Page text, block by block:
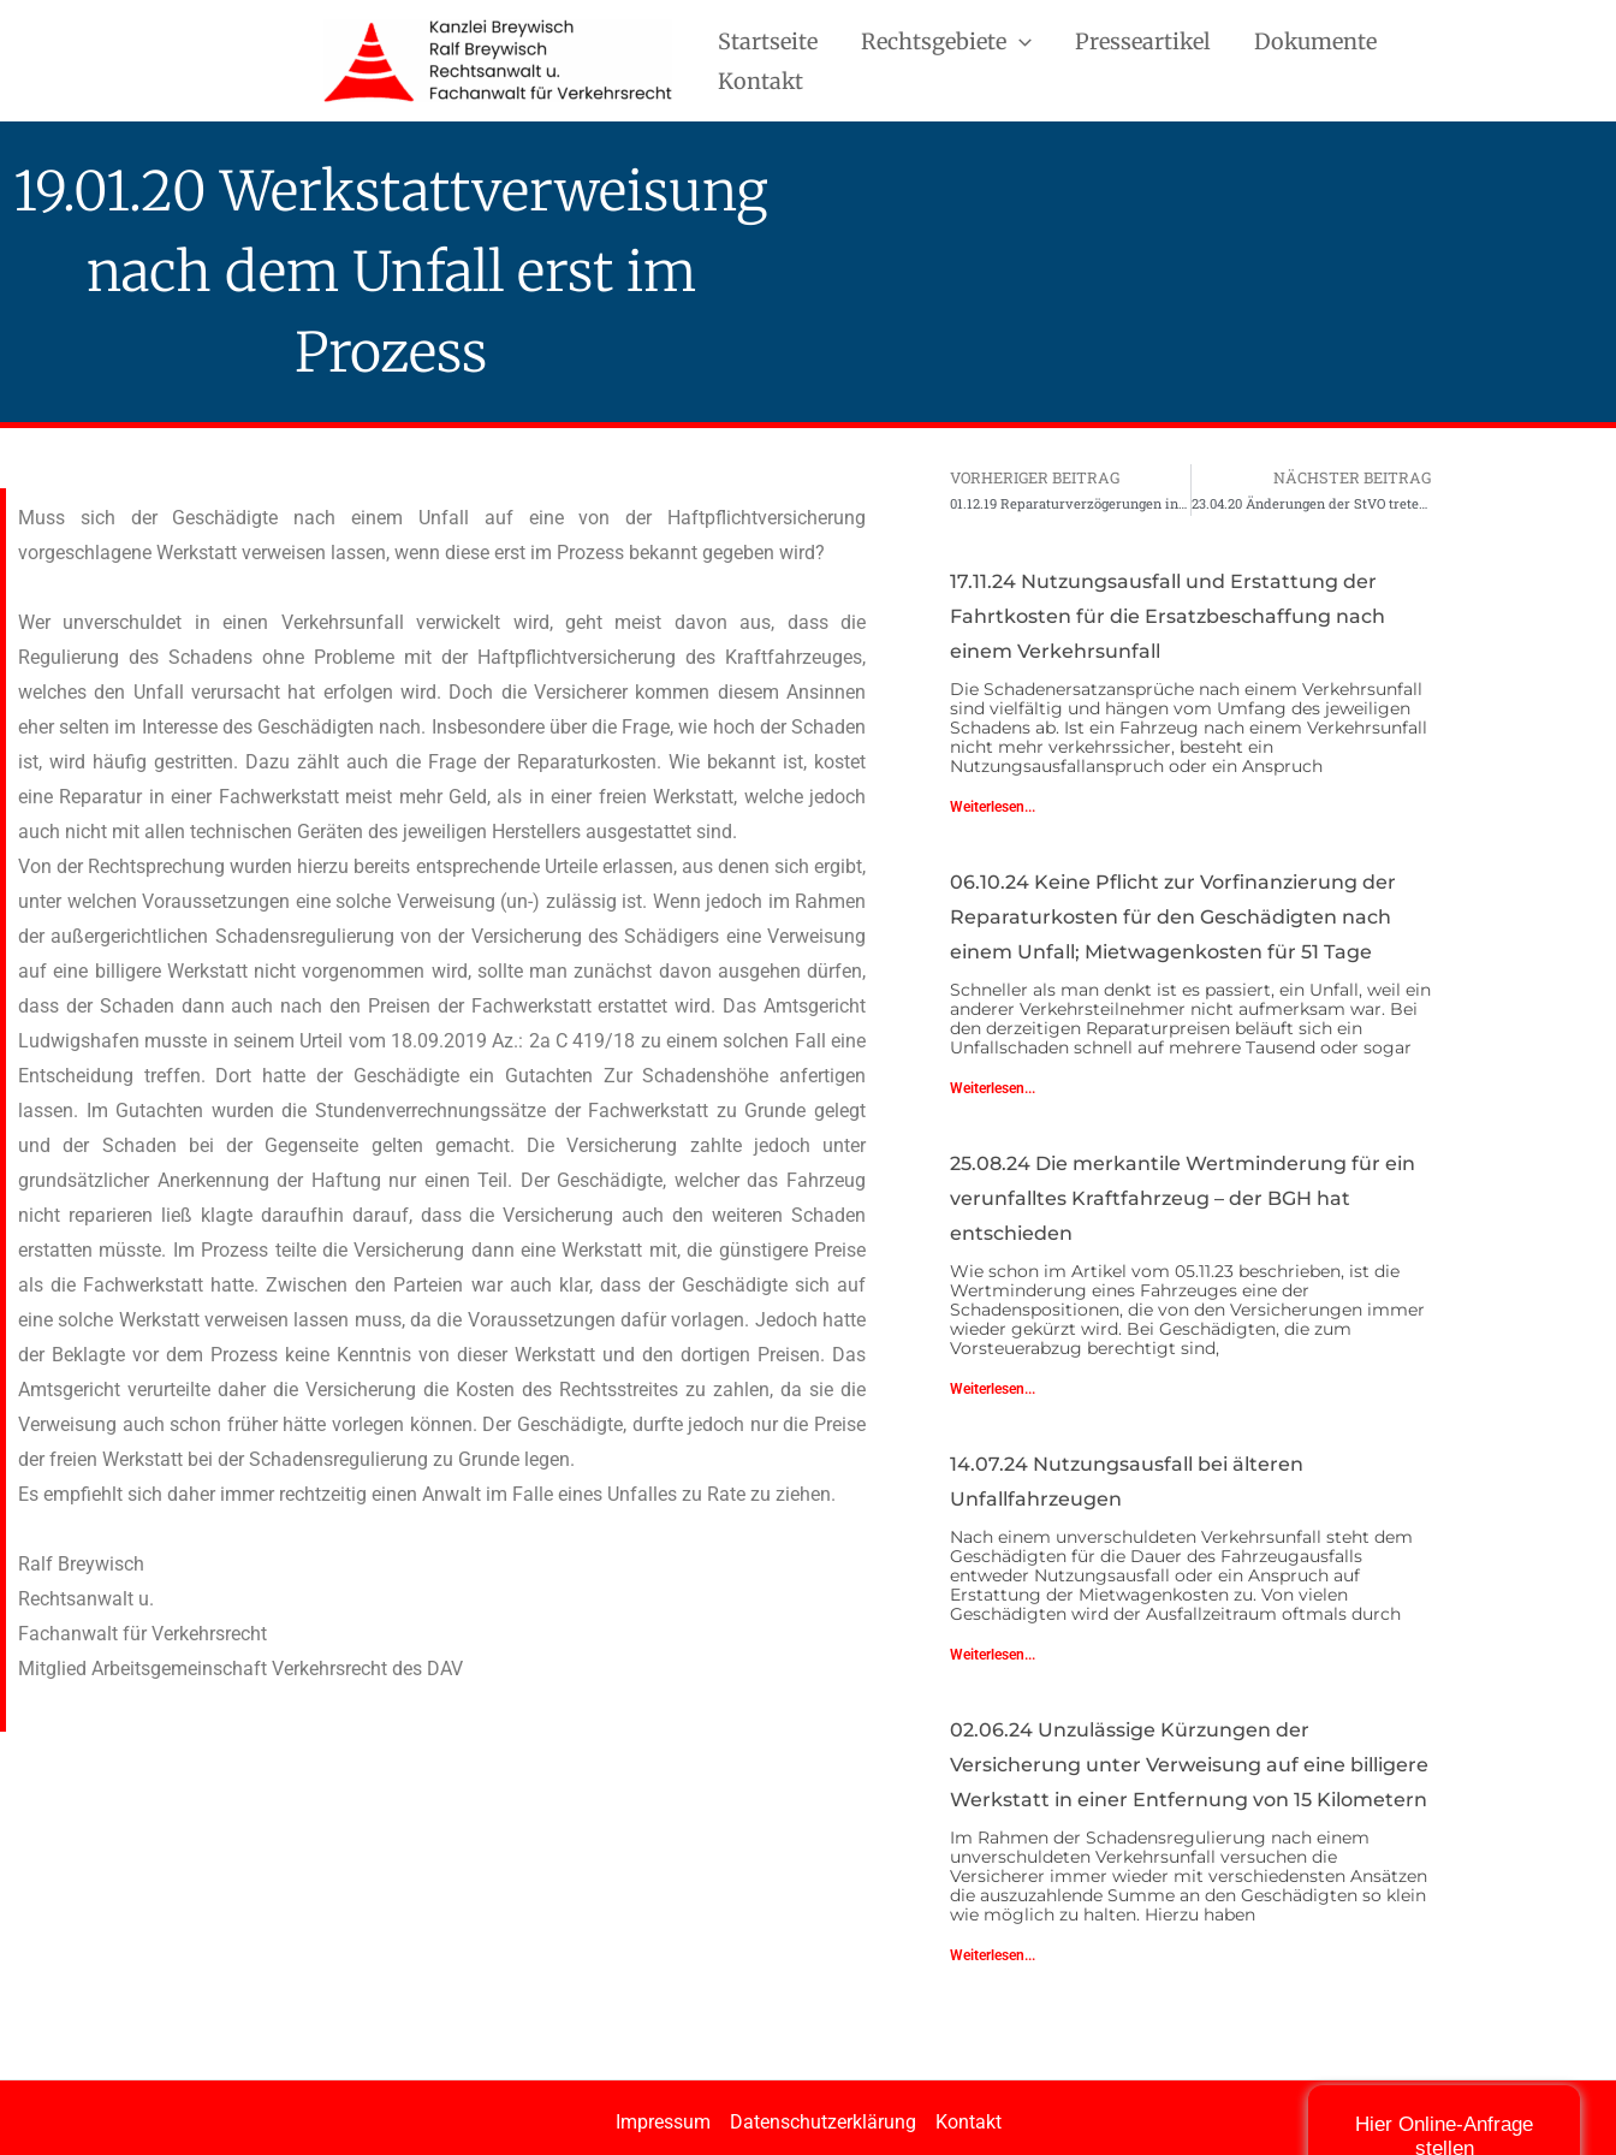
Startseite Rechtsgebiete Presseartikel
Dokumente
Kontakt
19.01.20 Werkstattverweisung
nach dem Unfall erst im
Prozess
Muss sich der Geschädigte nach einem Unfall auf eine von der Haftpflichtversicherung
vorgeschlagene Werkstatt verweisen lassen, wenn diese erst im Prozess bekannt gegeben wird?
Wer unverschuldet in einen Verkehrsunfall verwickelt wird, geht meist davon aus, dass die
Regulierung des Schadens ohne Probleme mit der Haftpflichtversicherung des Kraftfahrzeuges,
welches den Unfall verursacht hat erfolgen wird. Doch die Versicherer kommen diesem Ansinnen
eher selten im Interesse des Geschädigten nach. Insbesondere über die Frage, wie hoch der Schaden
ist, wird häufig gestritten. Dazu zählt auch die Frage der Reparaturkosten. Wie bekannt ist, kostet
eine Reparatur in einer Fachwerkstatt meist mehr Geld, als in einer freien Werkstatt, welche jedoch
auch nicht mit allen technischen Geräten des jeweiligen Herstellers ausgestattet sind.
Von der Rechtsprechung wurden hierzu bereits entsprechende Urteile erlassen, aus denen sich ergibt,
unter welchen Voraussetzungen eine solche Verweisung (un-) zulässig ist. Wenn jedoch im Rahmen
der außergerichtlichen Schadensregulierung von der Versicherung des Schädigers eine Verweisung
auf eine billigere Werkstatt nicht vorgenommen wird, sollte man zunächst davon ausgehen dürfen,
dass der Schaden dann auch nach den Preisen der Fachwerkstatt erstattet wird. Das Amtsgericht
Ludwigshafen musste in seinem Urteil vom 18.09.2019 Az.: 2a C 419/18 zu einem solchen Fall eine
Entscheidung treffen. Dort hatte der Geschädigte ein Gutachten Zur Schadenshöhe anfertigen
lassen. Im Gutachten wurden die Stundenverrechnungssätze der Fachwerkstatt zu Grunde gelegt
und der Schaden bei der Gegenseite gelten gemacht. Die Versicherung zahlte jedoch unter
grundsätzlicher Anerkennung der Haftung nur einen Teil. Der Geschädigte, welcher das Fahrzeug
nicht reparieren ließ klagte daraufhin darauf, dass die Versicherung auch den weiteren Schaden
erstatten müsste. Im Prozess teilte die Versicherung dann eine Werkstatt mit, die günstigere Preise
als die Fachwerkstatt hatte. Zwischen den Parteien war auch klar, dass der Geschädigte sich auf
eine solche Werkstatt verweisen lassen muss, da die Voraussetzungen dafür vorlagen. Jedoch hatte
der Beklagte vor dem Prozess keine Kenntnis von dieser Werkstatt und den dortigen Preisen. Das
Amtsgericht verurteilte daher die Versicherung die Kosten des Rechtsstreites zu zahlen, da sie die
Verweisung auch schon früher hätte vorlegen können. Der Geschädigte, durfte jedoch nur die Preise
der freien Werkstatt bei der Schadensregulierung zu Grunde legen.
Es empfiehlt sich daher immer rechtzeitig einen Anwalt im Falle eines Unfalles zu Rate zu ziehen.
Ralf Breywisch
Rechtsanwalt u.
Fachanwalt für Verkehrsrecht
Mitglied Arbeitsgemeinschaft Verkehrsrecht des DAV
VORHERIGER BEITRAG
01.12.19 Reparaturverzögerungen in der Werkstatt nach dem Unfall
NÄCHSTER BEITRAG
23.04.20 Änderungen der StVO treten in Kraft: Beginn 28.04.2020 0.00 Uhr
17.11.24 Nutzungsausfall und Erstattung der
Fahrtkosten für die Ersatzbeschaffung nach
einem Verkehrsunfall
Die Schadenersatzansprüche nach einem Verkehrsunfall
sind vielfältig und hängen vom Umfang des jeweiligen
Schadens ab. Ist ein Fahrzeug nach einem Verkehrsunfall
nicht mehr verkehrssicher, besteht ein
Nutzungsausfallanspruch oder ein Anspruch
Weiterlesen...
06.10.24 Keine Pflicht zur Vorfinanzierung der
Reparaturkosten für den Geschädigten nach
einem Unfall; Mietwagenkosten für 51 Tage
Schneller als man denkt ist es passiert, ein Unfall, weil ein
anderer Verkehrsteilnehmer nicht aufmerksam war. Bei
den derzeitigen Reparaturpreisen beläuft sich ein
Unfallschaden schnell auf mehrere Tausend oder sogar
Weiterlesen...
25.08.24 Die merkantile Wertminderung für ein
verunfalltes Kraftfahrzeug – der BGH hat
entschieden
Wie schon im Artikel vom 05.11.23 beschrieben, ist die
Wertminderung eines Fahrzeuges eine der
Schadenspositionen, die von den Versicherungen immer
wieder gekürzt wird. Bei Geschädigten, die zum
Vorsteuerabzug berechtigt sind,
Weiterlesen...
14.07.24 Nutzungsausfall bei älteren
Unfallfahrzeugen
Nach einem unverschuldeten Verkehrsunfall steht dem
Geschädigten für die Dauer des Fahrzeugausfalls
entweder Nutzungsausfall oder ein Anspruch auf
Erstattung der Mietwagenkosten zu. Von vielen
Geschädigten wird der Ausfallzeitraum oftmals durch
Weiterlesen...
02.06.24 Unzulässige Kürzungen der
Versicherung unter Verweisung auf eine billigere
Werkstatt in einer Entfernung von 15 Kilometern
Im Rahmen der Schadensregulierung nach einem
unverschuldeten Verkehrsunfall versuchen die
Versicherer immer wieder mit verschiedensten Ansätzen
die auszuzahlende Summe an den Geschädigten so klein
wie möglich zu halten. Hierzu haben
Weiterlesen...
Impressum Datenschutzerklärung Kontakt
Hier Online-Anfrage
stellen